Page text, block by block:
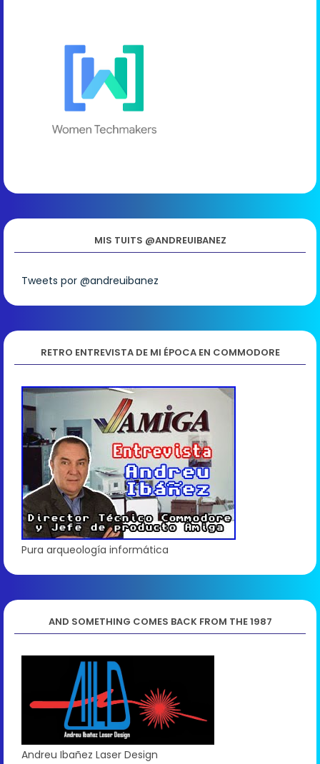
MIS TUITS @ANDREUIBANEZ
Tweets por @andreuibanez
RETRO ENTREVISTA DE MI ÉPOCA EN COMMODORE
Pura arqueología informática
AND SOMETHING COMES BACK FROM THE 1987
Andreu Ibañez Laser Design